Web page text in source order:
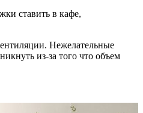
ставить в кафе,
Нежелательные
из-за того что объем